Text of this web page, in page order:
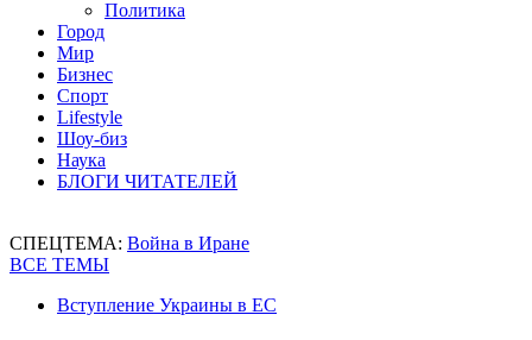
Политика
Город
Мир
Бизнес
Спорт
Lifestyle
Шоу-биз
Наука
БЛОГИ ЧИТАТЕЛЕЙ
СПЕЦТЕМА: Война в Иране
ВСЕ ТЕМЫ
Вступление Украины в ЕС